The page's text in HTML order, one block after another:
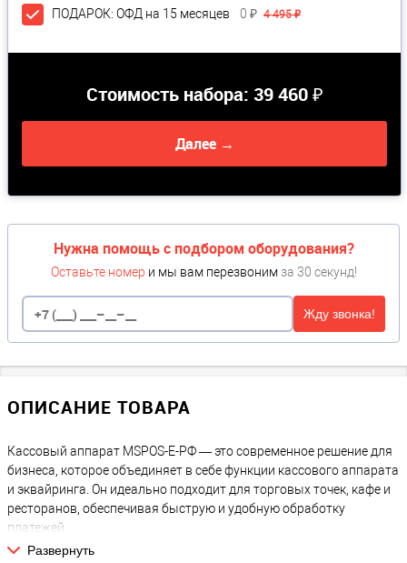
ПОДАРОК: ОФД на 15 месяцев 0 ₽ 4 495 ₽
Стоимость набора: 39 460 ₽
Далее →
Нужна помощь с подбором оборудования?
Оставьте номер и мы вам перезвоним за 30 секунд!
Жду звонка!
ОПИСАНИЕ ТОВАРА
Кассовый аппарат MSPOS-Е-РФ — это современное решение для
бизнеса, которое объединяет в себе функции кассового аппарата
и эквайринга. Он идеально подходит для торговых точек, кафе и
ресторанов, обеспечивая быструю и удобную обработку
платежей.
Кассовый аппарат MSPOS-Е-РФ с
Развернуть